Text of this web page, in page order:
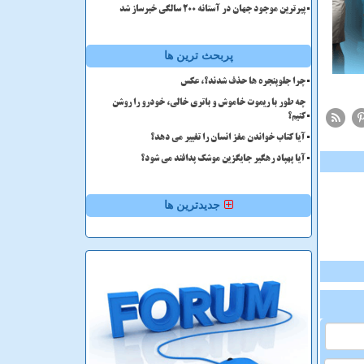
پیرترین موجود جهان در آستانه ۲۰۰ سالگی خبرساز شد
پربحث ترین ها
چرا جلوپنجره ها حذف شدند؟، عکس
چه طور با ریموت خاموش و باتری خالی، خودرو را روشن
کنیم؟
آیا کتاب خواندن مغز انسان را تغییر می دهد؟
آیا پهپاد رهگیر جایگزین موشک پدافند می شود؟
جدیدترین ها